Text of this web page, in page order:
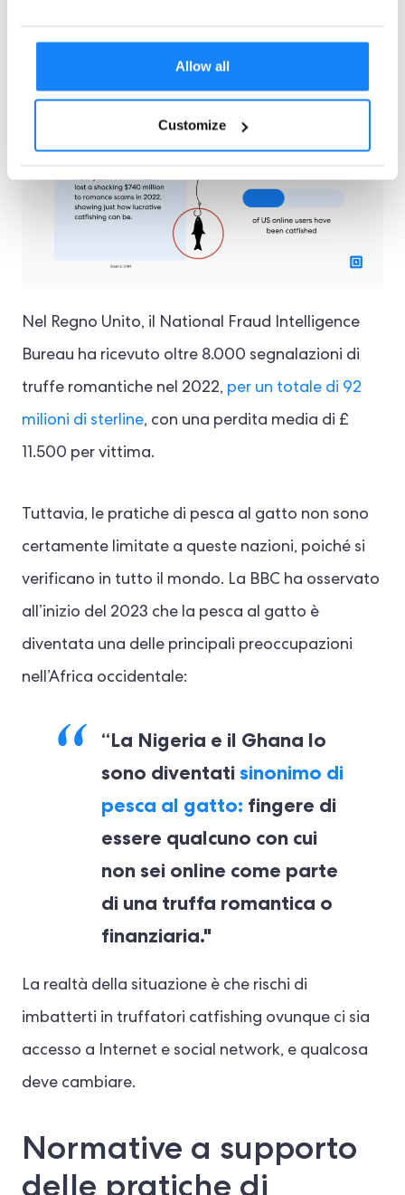
Allow all
Customize
miliardi persi, con 70.000 americani catturati.
Nel Regno Unito, il National Fraud Intelligence
Bureau ha ricevuto oltre 8.000 segnalazioni di
truffe romantiche nel 2022, per un totale di 92
milioni di sterline, con una perdita media di £
11.500 per vittima.
Tuttavia, le pratiche di pesca al gatto non sono
certamente limitate a queste nazioni, poiché si
verificano in tutto il mondo. La BBC ha osservato
all’inizio del 2023 che la pesca al gatto è
diventata una delle principali preoccupazioni
nell’Africa occidentale:
“La Nigeria e il Ghana lo
sono diventati sinonimo di
pesca al gatto: fingere di
essere qualcuno con cui
non sei online come parte
di una truffa romantica o
finanziaria."
La realtà della situazione è che rischi di
imbatterti in truffatori catfishing ovunque ci sia
accesso a Internet e social network, e qualcosa
deve cambiare.
Normative a supporto
delle pratiche di